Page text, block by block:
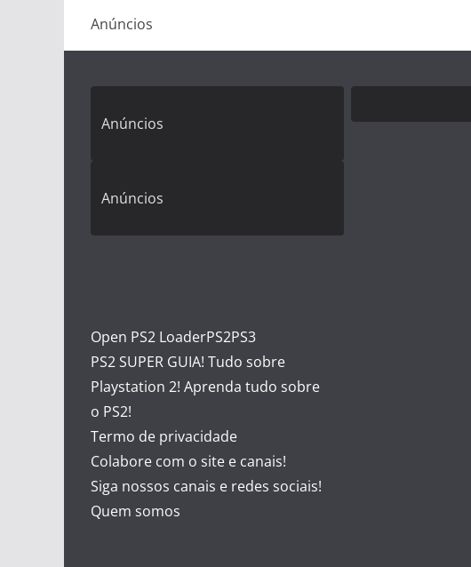
Anúncios
Anúncios
Anúncios
Open PS2 LoaderPS2PS3
PS2 SUPER GUIA! Tudo sobre
Playstation 2! Aprenda tudo sobre
o PS2!
Termo de privacidade
Colabore com o site e canais!
Siga nossos canais e redes sociais!
Quem somos